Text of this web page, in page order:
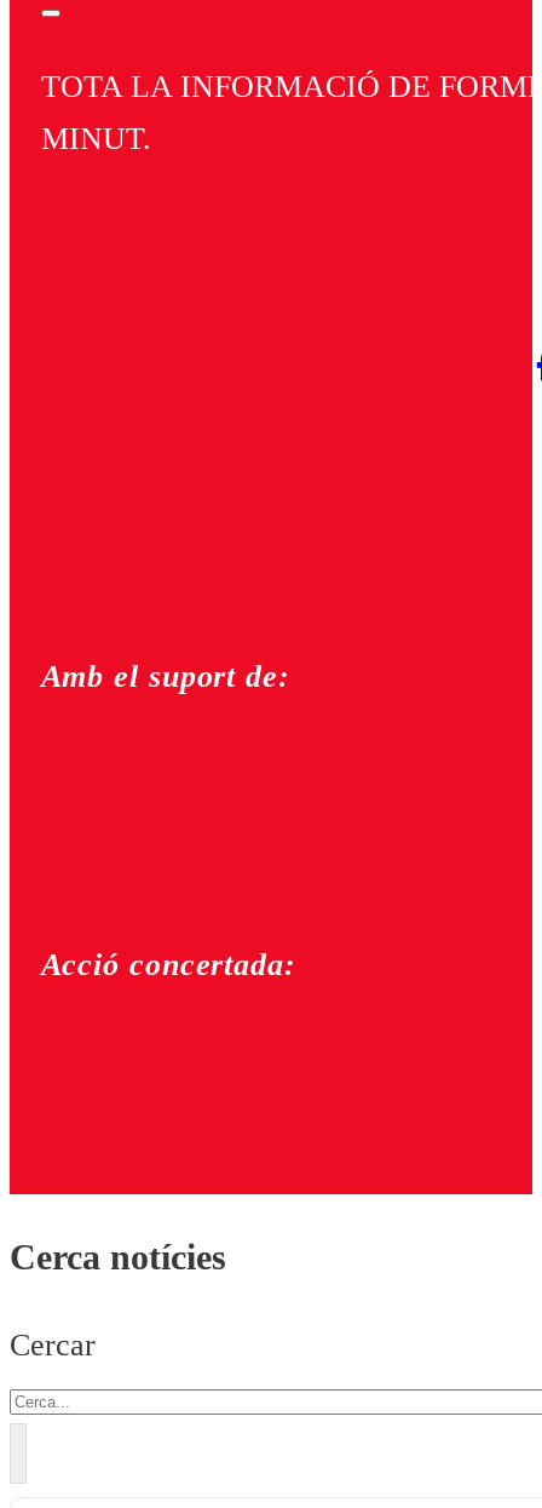
TOTA LA INFORMACIÓ DE
MINUT.
Amb el suport de:
Acció concertada:
Cerca notícies
Cercar